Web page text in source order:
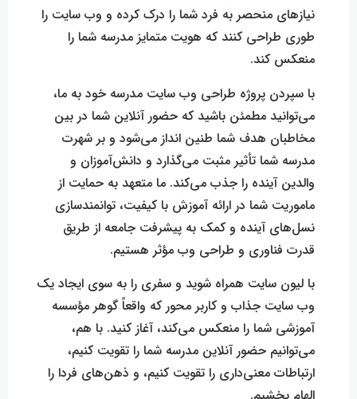
نیاز‌های منحصر به فرد شما را درک کرده و وب سایت را
طوری طراحی کنند که هویت متمایز مدرسه شما را
منعکس کند.
با سپردن پروژه طراحی وب سایت مدرسه خود به ما،
می‌توانید مطمئن باشید که حضور آنلاین شما در بین
مخاطبان هدف شما طنین انداز می‌شود و بر شهرت
مدرسه شما تأثیر مثبت می‌گذارد و دانش‌آموزان و
والدین آینده را جذب می‌کند. ما متعهد به حمایت از
ماموریت شما در ارائه آموزش با کیفیت، توانمندسازی
نسل‌های آینده و کمک به پیشرفت جامعه از طریق
قدرت فناوری و طراحی وب مؤثر هستیم.
با لیون سایت همراه شوید و سفری را به سوی ایجاد یک
وب سایت جذاب و کاربر محور که واقعاً گوهر مؤسسه
آموزشی شما را منعکس می‌کند، آغاز کنید. با هم،
می‌توانیم حضور آنلاین مدرسه شما را تقویت کنیم،
ارتباطات معنی‌داری را تقویت کنیم، و ذهن‌های فردا را